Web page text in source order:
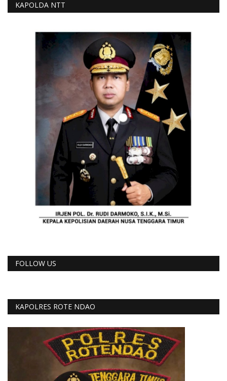
KAPOLDA NTT
FOLLOW US
KAPOLRES ROTE NDAO